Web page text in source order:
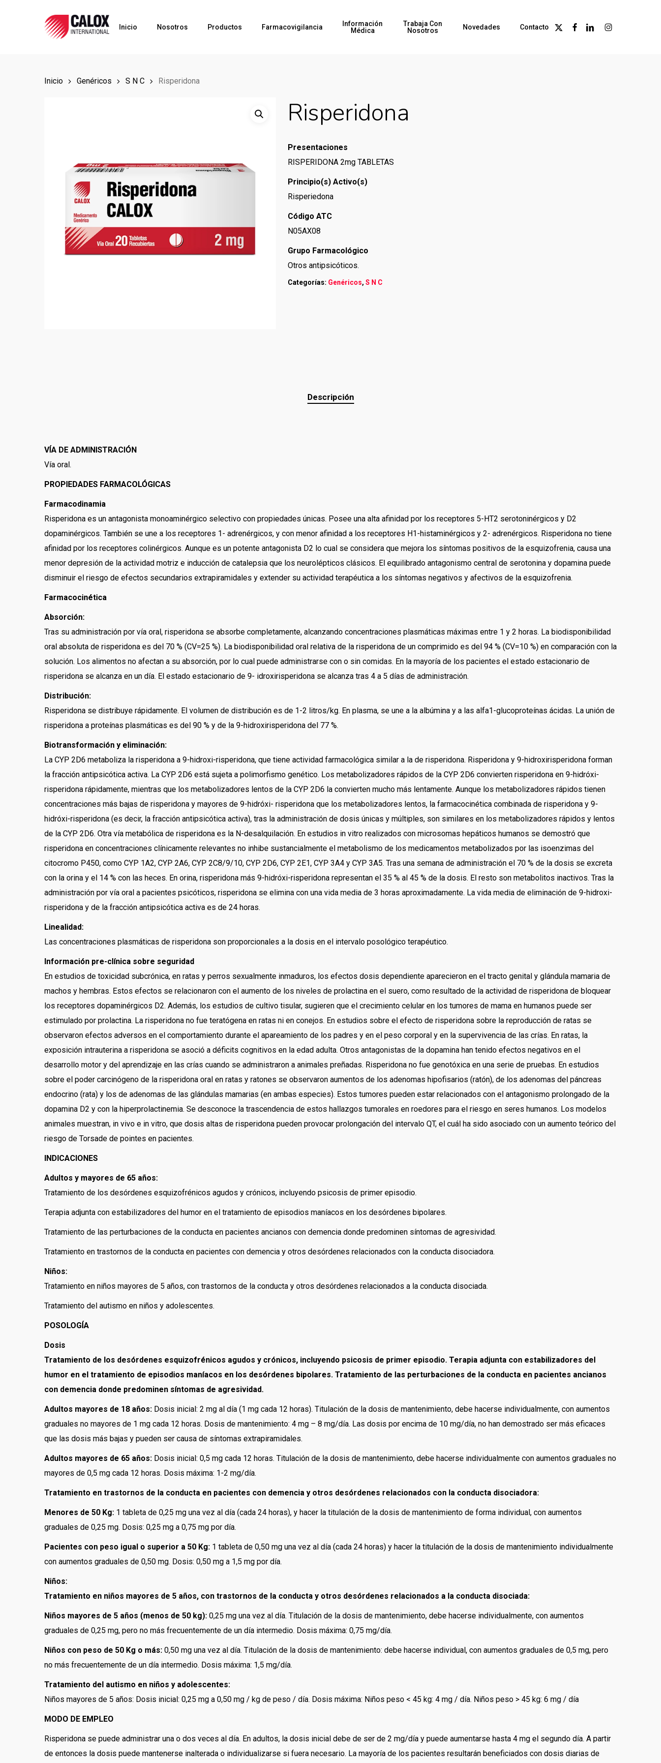
Inicio Nosotros Productos Farmacovigilancia
Información
Médica
Trabaja Con
Nosotros
Novedades Contacto
X-
Twitter
FacebookLinkedinInstagram
Inicio Genéricos S N C Risperidona
Risperidona
Presentaciones
RISPERIDONA 2mg TABLETAS
Principio(s) Activo(s)
Risperiedona
Código ATC
N05AX08
Grupo Farmacológico
Otros antipsicóticos.
Categorías: Genéricos, S N C
Descripción
VÍA DE ADMINISTRACIÓN
Vía oral.
PROPIEDADES FARMACOLÓGICAS
Farmacodinamia
Risperidona es un antagonista monoaminérgico selectivo con propiedades únicas. Posee una alta afinidad por los receptores 5-HT2 serotoninérgicos y D2
dopaminérgicos. También se une a los receptores 1- adrenérgicos, y con menor afinidad a los receptores H1-histaminérgicos y 2- adrenérgicos. Risperidona no tiene
afinidad por los receptores colinérgicos. Aunque es un potente antagonista D2 lo cual se considera que mejora los síntomas positivos de la esquizofrenia, causa una
menor depresión de la actividad motriz e inducción de catalepsia que los neurolépticos clásicos. El equilibrado antagonismo central de serotonina y dopamina puede
disminuir el riesgo de efectos secundarios extrapiramidales y extender su actividad terapéutica a los síntomas negativos y afectivos de la esquizofrenia.
Farmacocinética
Absorción:
Tras su administración por vía oral, risperidona se absorbe completamente, alcanzando concentraciones plasmáticas máximas entre 1 y 2 horas. La biodisponibilidad
oral absoluta de risperidona es del 70 % (CV=25 %). La biodisponibilidad oral relativa de la risperidona de un comprimido es del 94 % (CV=10 %) en comparación con la
solución. Los alimentos no afectan a su absorción, por lo cual puede administrarse con o sin comidas. En la mayoría de los pacientes el estado estacionario de
risperidona se alcanza en un día. El estado estacionario de 9- idroxirisperidona se alcanza tras 4 a 5 días de administración.
Distribución:
Risperidona se distribuye rápidamente. El volumen de distribución es de 1-2 litros/kg. En plasma, se une a la albúmina y a las alfa1-glucoproteínas ácidas. La unión de
risperidona a proteínas plasmáticas es del 90 % y de la 9-hidroxirisperidona del 77 %.
Biotransformación y eliminación:
La CYP 2D6 metaboliza la risperidona a 9-hidroxi-risperidona, que tiene actividad farmacológica similar a la de risperidona. Risperidona y 9-hidroxirisperidona forman
la fracción antipsicótica activa. La CYP 2D6 está sujeta a polimorfismo genético. Los metabolizadores rápidos de la CYP 2D6 convierten risperidona en 9-hidróxi-
risperidona rápidamente, mientras que los metabolizadores lentos de la CYP 2D6 la convierten mucho más lentamente. Aunque los metabolizadores rápidos tienen
concentraciones más bajas de risperidona y mayores de 9-hidróxi- risperidona que los metabolizadores lentos, la farmacocinética combinada de risperidona y 9-
hidróxi-risperidona (es decir, la fracción antipsicótica activa), tras la administración de dosis únicas y múltiples, son similares en los metabolizadores rápidos y lentos
de la CYP 2D6. Otra vía metabólica de risperidona es la N-desalquilación. En estudios in vitro realizados con microsomas hepáticos humanos se demostró que
risperidona en concentraciones clínicamente relevantes no inhibe sustancialmente el metabolismo de los medicamentos metabolizados por las isoenzimas del
citocromo P450, como CYP 1A2, CYP 2A6, CYP 2C8/9/10, CYP 2D6, CYP 2E1, CYP 3A4 y CYP 3A5. Tras una semana de administración el 70 % de la dosis se excreta
con la orina y el 14 % con las heces. En orina, risperidona más 9-hidróxi-risperidona representan el 35 % al 45 % de la dosis. El resto son metabolitos inactivos. Tras la
administración por vía oral a pacientes psicóticos, risperidona se elimina con una vida media de 3 horas aproximadamente. La vida media de eliminación de 9-hidroxi-
risperidona y de la fracción antipsicótica activa es de 24 horas.
Linealidad:
Las concentraciones plasmáticas de risperidona son proporcionales a la dosis en el intervalo posológico terapéutico.
Información pre-clínica sobre seguridad
En estudios de toxicidad subcrónica, en ratas y perros sexualmente inmaduros, los efectos dosis dependiente aparecieron en el tracto genital y glándula mamaria de
machos y hembras. Estos efectos se relacionaron con el aumento de los niveles de prolactina en el suero, como resultado de la actividad de risperidona de bloquear
los receptores dopaminérgicos D2. Además, los estudios de cultivo tisular, sugieren que el crecimiento celular en los tumores de mama en humanos puede ser
estimulado por prolactina. La risperidona no fue teratógena en ratas ni en conejos. En estudios sobre el efecto de risperidona sobre la reproducción de ratas se
observaron efectos adversos en el comportamiento durante el apareamiento de los padres y en el peso corporal y en la supervivencia de las crías. En ratas, la
exposición intrauterina a risperidona se asoció a déficits cognitivos en la edad adulta. Otros antagonistas de la dopamina han tenido efectos negativos en el
desarrollo motor y del aprendizaje en las crías cuando se administraron a animales preñadas. Risperidona no fue genotóxica en una serie de pruebas. En estudios
sobre el poder carcinógeno de la risperidona oral en ratas y ratones se observaron aumentos de los adenomas hipofisarios (ratón), de los adenomas del páncreas
endocrino (rata) y los de adenomas de las glándulas mamarias (en ambas especies). Estos tumores pueden estar relacionados con el antagonismo prolongado de la
dopamina D2 y con la hiperprolactinemia. Se desconoce la trascendencia de estos hallazgos tumorales en roedores para el riesgo en seres humanos. Los modelos
animales muestran, in vivo e in vitro, que dosis altas de risperidona pueden provocar prolongación del intervalo QT, el cuál ha sido asociado con un aumento teórico del
riesgo de Torsade de pointes en pacientes.
INDICACIONES
Adultos y mayores de 65 años:
Tratamiento de los desórdenes esquizofrénicos agudos y crónicos, incluyendo psicosis de primer episodio.
Terapia adjunta con estabilizadores del humor en el tratamiento de episodios maníacos en los desórdenes bipolares.
Tratamiento de las perturbaciones de la conducta en pacientes ancianos con demencia donde predominen síntomas de agresividad.
Tratamiento en trastornos de la conducta en pacientes con demencia y otros desórdenes relacionados con la conducta disociadora.
Niños:
Tratamiento en niños mayores de 5 años, con trastornos de la conducta y otros desórdenes relacionados a la conducta disociada.
Tratamiento del autismo en niños y adolescentes.
POSOLOGÍA
Dosis
Tratamiento de los desórdenes esquizofrénicos agudos y crónicos, incluyendo psicosis de primer episodio. Terapia adjunta con estabilizadores del
humor en el tratamiento de episodios maníacos en los desórdenes bipolares. Tratamiento de las perturbaciones de la conducta en pacientes ancianos
con demencia donde predominen síntomas de agresividad.
Adultos mayores de 18 años: Dosis inicial: 2 mg al día (1 mg cada 12 horas). Titulación de la dosis de mantenimiento, debe hacerse individualmente, con aumentos
graduales no mayores de 1 mg cada 12 horas. Dosis de mantenimiento: 4 mg – 8 mg/día. Las dosis por encima de 10 mg/día, no han demostrado ser más eficaces
que las dosis más bajas y pueden ser causa de síntomas extrapiramidales.
Adultos mayores de 65 años: Dosis inicial: 0,5 mg cada 12 horas. Titulación de la dosis de mantenimiento, debe hacerse individualmente con aumentos graduales no
mayores de 0,5 mg cada 12 horas. Dosis máxima: 1-2 mg/día.
Tratamiento en trastornos de la conducta en pacientes con demencia y otros desórdenes relacionados con la conducta disociadora:
Menores de 50 Kg: 1 tableta de 0,25 mg una vez al día (cada 24 horas), y hacer la titulación de la dosis de mantenimiento de forma individual, con aumentos
graduales de 0,25 mg. Dosis: 0,25 mg a 0,75 mg por día.
Pacientes con peso igual o superior a 50 Kg: 1 tableta de 0,50 mg una vez al día (cada 24 horas) y hacer la titulación de la dosis de mantenimiento individualmente
con aumentos graduales de 0,50 mg. Dosis: 0,50 mg a 1,5 mg por día.
Niños:
Tratamiento en niños mayores de 5 años, con trastornos de la conducta y otros desórdenes relacionados a la conducta disociada:
Niños mayores de 5 años (menos de 50 kg): 0,25 mg una vez al día. Titulación de la dosis de mantenimiento, debe hacerse individualmente, con aumentos
graduales de 0,25 mg, pero no más frecuentemente de un día intermedio. Dosis máxima: 0,75 mg/día.
Niños con peso de 50 Kg o más: 0,50 mg una vez al día. Titulación de la dosis de mantenimiento: debe hacerse individual, con aumentos graduales de 0,5 mg, pero
no más frecuentemente de un día intermedio. Dosis máxima: 1,5 mg/día.
Tratamiento del autismo en niños y adolescentes:
Niños mayores de 5 años: Dosis inicial: 0,25 mg a 0,50 mg / kg de peso / día. Dosis máxima: Niños peso < 45 kg: 4 mg / día. Niños peso > 45 kg: 6 mg / día
MODO DE EMPLEO
Risperidona se puede administrar una o dos veces al día. En adultos, la dosis inicial debe de ser de 2 mg/día y puede aumentarse hasta 4 mg el segundo día. A partir
de entonces la dosis puede mantenerse inalterada o individualizarse si fuera necesario. La mayoría de los pacientes resultarán beneficiados con dosis diarias de